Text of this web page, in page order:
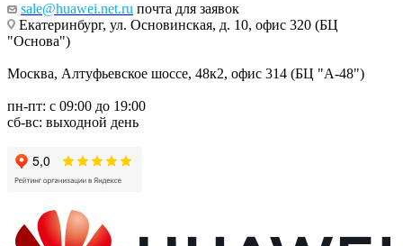
sale@huawei.net.ru почта для заявок
Екатеринбург, ул. Основинская, д. 10, офис 320 (БЦ
"Основа")
Москва, Алтуфьевское шоссе, 48к2, офис 314 (БЦ "А-48")
пн-пт: с 09:00 до 19:00
сб-вс: выходной день